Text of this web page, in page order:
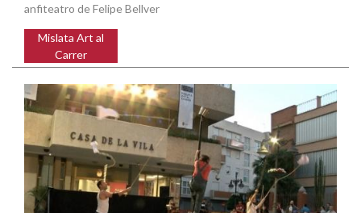
anfiteatro de Felipe Bellver
Mislata Art al
Carrer